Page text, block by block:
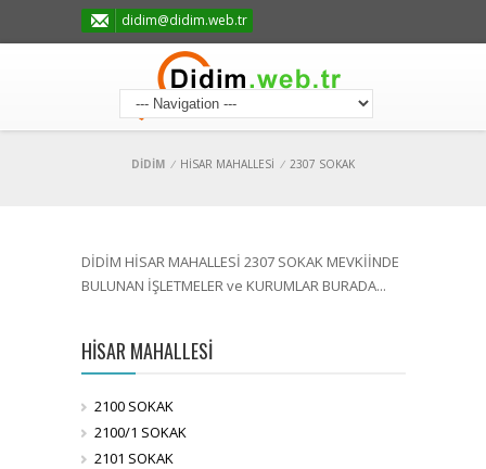
didim@didim.web.tr
DİDİM / HİSAR MAHALLESİ / 2307 SOKAK
DİDİM HİSAR MAHALLESİ 2307 SOKAK MEVKİİNDE
BULUNAN İŞLETMELER ve KURUMLAR BURADA...
HİSAR MAHALLESİ
2100 SOKAK
2100/1 SOKAK
2101 SOKAK